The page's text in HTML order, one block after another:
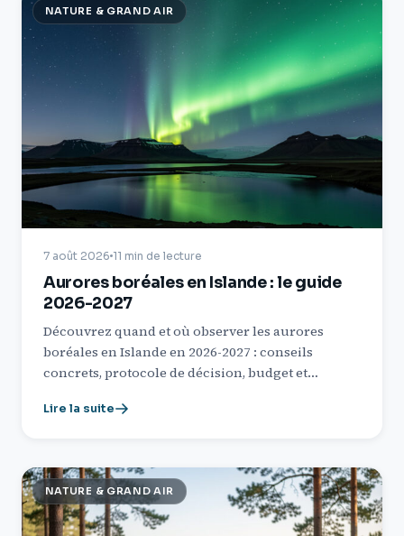
NATURE & GRAND AIR
7 août 2026 11 min de lecture
Aurores boréales en Islande : le guide
2026-2027
Découvrez quand et où observer les aurores
boréales en Islande en 2026-2027 : conseils
concrets, protocole de décision, budget et…
Lire la suite
NATURE & GRAND AIR